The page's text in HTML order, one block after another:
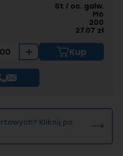
St / oc. galw.
M6
200
27.07 zł
+ Kup
Kliknij po